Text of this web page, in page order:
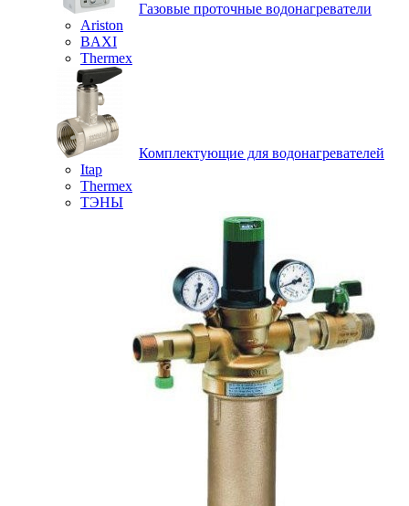
Газовые проточные водонагреватели
Ariston
BAXI
Thermex
Комплектующие для водонагревателей
Itap
Thermex
ТЭНЫ